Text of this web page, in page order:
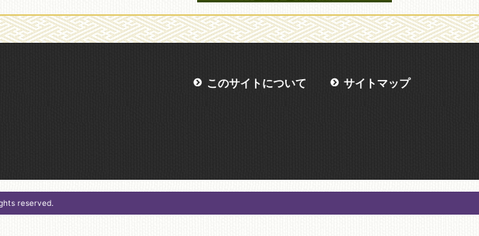
このサイトについて サイトマップ
reserved.